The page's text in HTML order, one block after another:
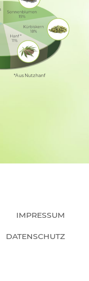
*Aus Nutzhanf
IMPRESSUM
DATENSCHUTZ